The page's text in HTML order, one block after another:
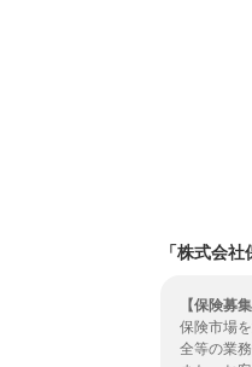
「株式会
【保険募
保険市場
全等の業